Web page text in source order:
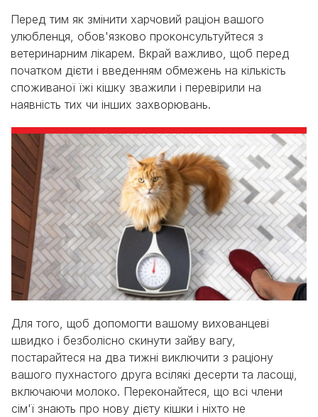
Перед тим як змінити харчовий раціон вашого
улюбленця, обов'язково проконсультуйтеся з
ветеринарним лікарем. Вкрай важливо, щоб перед
початком дієти і введенням обмежень на кількість
споживаної їжі кішку зважили і перевірили на
наявність тих чи інших захворювань.
Для того, щоб допомогти вашому вихованцеві
швидко і безболісно скинути зайву вагу,
постарайтеся на два тижні виключити з раціону
вашого пухнастого друга всілякі десерти та ласощі,
включаючи молоко. Переконайтеся, що всі члени
сім'ї знають про нову дієту кішки і ніхто не